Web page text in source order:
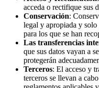
acceda o rectifique sus
Conservación:
legal y apropiada y solo
para los que se han
Las transferencias
que sus datos vayan a
protegerán
Terceros: El acceso y
terceros se llevan a